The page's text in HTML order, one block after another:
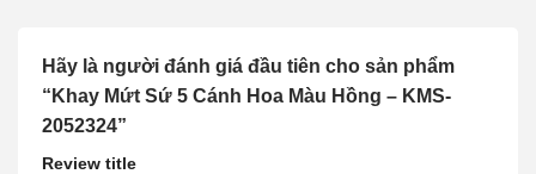
Hãy là người đánh giá đầu tiên cho sản phẩm
“Khay Mứt Sứ 5 Cánh Hoa Màu Hồng – KMS-
2052324”
Review title